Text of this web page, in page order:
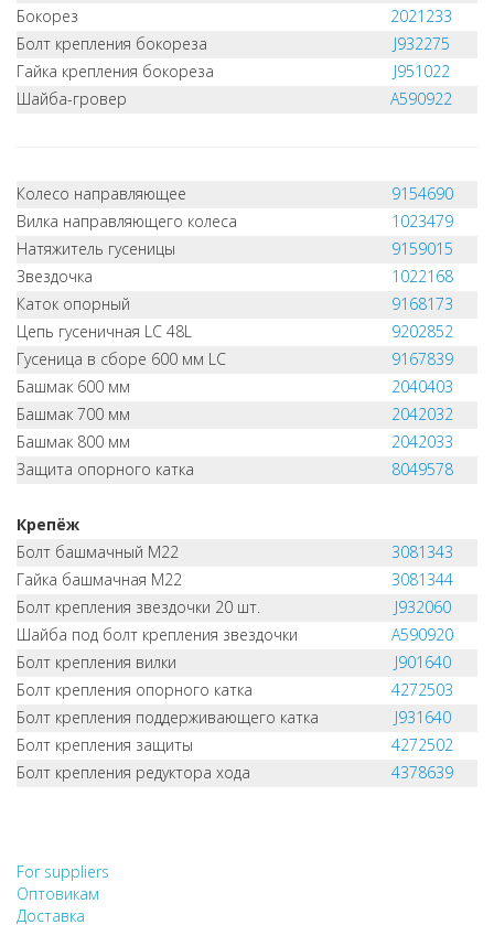
Бокорез
2021233
Болт крепления бокореза
J932275
Гайка крепления бокореза
J951022
Шайба-гровер
A590922
Колесо направляющее
9154690
Вилка направляющего колеса
1023479
Натяжитель гусеницы
9159015
Звездочка
1022168
Каток опорный
9168173
Цепь гусеничная LC 48L
9202852
Гусеница в сборе 600 мм LC
9167839
Башмак 600 мм
2040403
Башмак 700 мм
2042032
Башмак 800 мм
2042033
Защита опорного катка
8049578
Крепёж
Болт башмачный M22
3081343
Гайка башмачная M22
3081344
Болт крепления звездочки 20 шт.
J932060
Шайба под болт крепления звездочки
A590920
Болт крепления вилки
J901640
Болт крепления опорного катка
4272503
Болт крепления поддерживающего катка
J931640
Болт крепления защиты
4272502
Болт крепления редуктора хода
4378639
For suppliers
Оптовикам
Доставка